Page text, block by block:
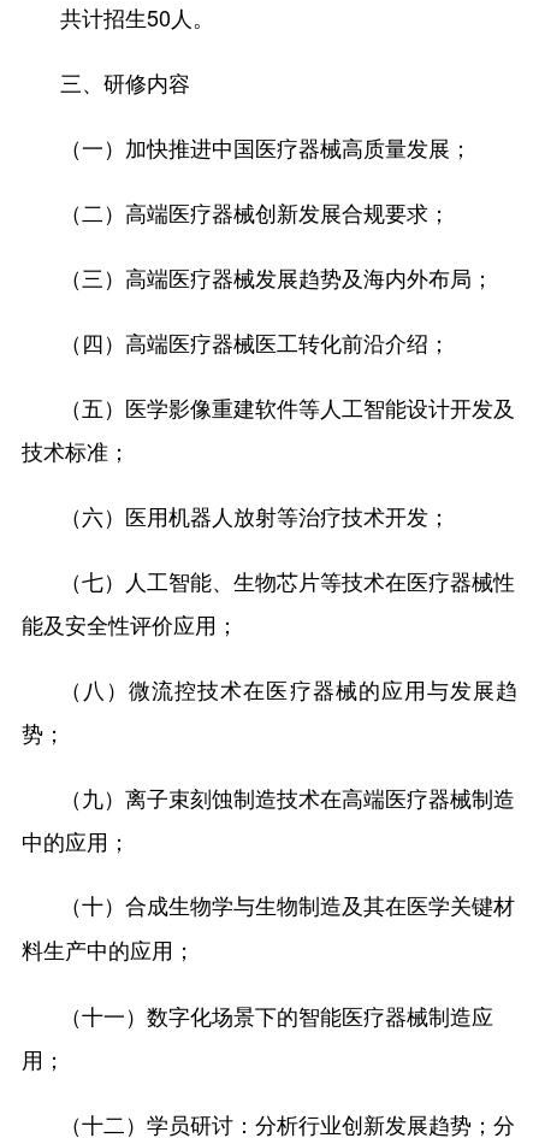
共计招生50人。
三、研修内容
（一）加快推进中国医疗器械高质量发展；
（二）高端医疗器械创新发展合规要求；
（三）高端医疗器械发展趋势及海内外布局；
（四）高端医疗器械医工转化前沿介绍；
（五）医学影像重建软件等人工智能设计开发及
技术标准；
（六）医用机器人放射等治疗技术开发；
（七）人工智能、生物芯片等技术在医疗器械性
能及安全性评价应用；
（八）微流控技术在医疗器械的应用与发展趋
势；
（九）离子束刻蚀制造技术在高端医疗器械制造
中的应用；
（十） 合成生物学与生物制造及其在医学关键材
料生产中的应用 ；
（十一）数字化场景下的智能医疗器械制造应
用；
（十二） 学员研讨： 分析行业创新发展趋势；分